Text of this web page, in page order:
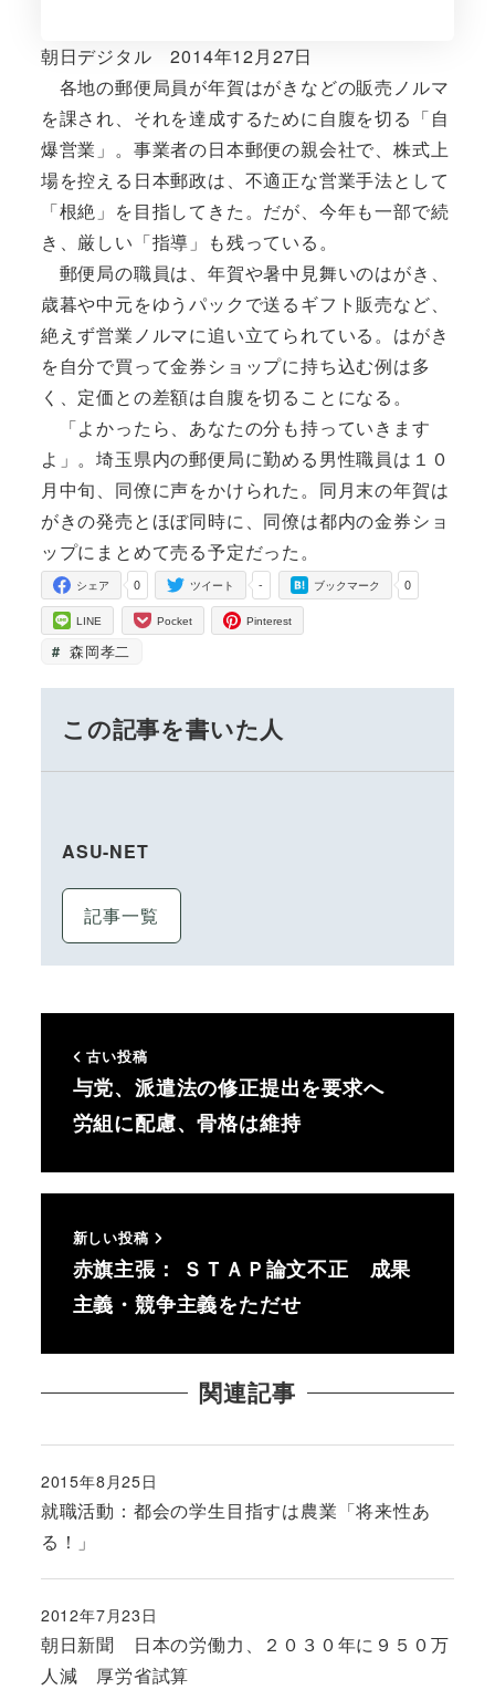
朝日デジタル 2014年12月27日
各地の郵便局員が年賀はがきなどの販売ノルマ
を課され、それを達成するために自腹を切る「自
爆営業」。事業者の日本郵便の親会社で、株式上
場を控える日本郵政は、不適正な営業手法として
「根絶」を目指してきた。だが、今年も一部で続
き、厳しい「指導」も残っている。
郵便局の職員は、年賀や暑中見舞いのはがき、
歳暮や中元をゆうパックで送るギフト販売など、
絶えず営業ノルマに追い立てられている。はがき
を自分で買って金券ショップに持ち込む例は多
く、定価との差額は自腹を切ることになる。
「よかったら、あなたの分も持っていきます
よ」。埼玉県内の郵便局に勤める男性職員は１０
月中旬、同僚に声をかけられた。同月末の年賀は
がきの発売とほぼ同時に、同僚は都内の金券ショ
ップにまとめて売る予定だった。
0
シェア -
ツイート 0
ブックマーク
LINE Pocket Pinterest
森岡孝二
この記事を書いた人
ASU-NET
記事一覧
古い投稿
与党、派遣法の修正提出を要求へ
労組に配慮、骨格は維持
新しい投稿
赤旗主張： ＳＴＡＰ論文不正 成果
主義・競争主義をただせ
関連記事
就職活動：都会の学生目指すは農業「将来性あ
る！」
投稿日
2015年8月25日
朝日新聞 日本の労働力、２０３０年に９５０万
人減 厚労省試算
投稿日
2012年7月23日